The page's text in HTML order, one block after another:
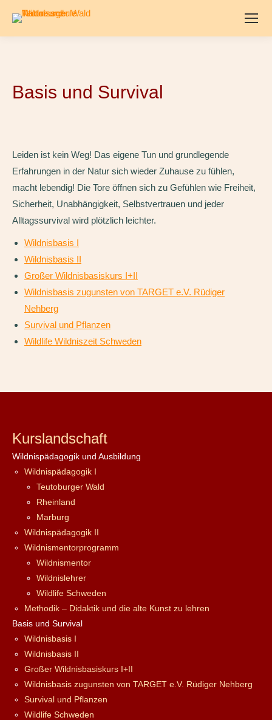
Basis und Survival
Leiden ist kein Weg! Das eigene Tun und grundlegende
Erfahrungen in der Natur sich wieder Zuhause zu fühlen,
macht lebendig! Die Tore öffnen sich zu Gefühlen wie Freiheit,
Sicherheit, Unabhängigkeit, Selbstvertrauen und jeder
Alltagssurvival wird plötzlich leichter.
Wildnisbasis I
Wildnisbasis II
Großer Wildnisbasiskurs I+II
Wildnisbasis zugunsten von TARGET e.V. Rüdiger
Nehberg
Survival und Pflanzen
Wildlife Wildniszeit Schweden
Kurslandschaft
Wildnispädagogik und Ausbildung
Wildnispädagogik I
Teutoburger Wald
Rheinland
Marburg
Wildnispädagogik II
Wildnismentorprogramm
Wildnismentor
Wildnislehrer
Wildlife Schweden
Methodik – Didaktik und die alte Kunst zu lehren
Basis und Survival
Wildnisbasis I
Wildnisbasis II
Großer Wildnisbasiskurs I+II
Wildnisbasis zugunsten von TARGET e.V. Rüdiger Nehberg
Survival und Pflanzen
Wildlife Schweden